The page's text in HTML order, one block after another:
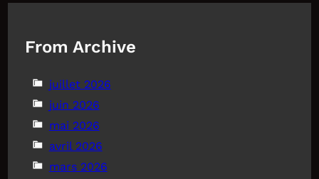
From Archive
juillet 2026
juin 2026
mai 2026
avril 2026
mars 2026